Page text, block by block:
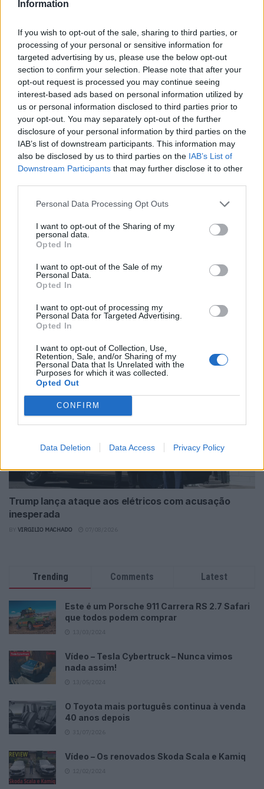
Information
If you wish to opt-out of the sale, sharing to third parties, or
processing of your personal or sensitive information for
targeted advertising by us, please use the below opt-out
section to confirm your selection. Please note that after your
opt-out request is processed you may continue seeing
interest-based ads based on personal information utilized by
us or personal information disclosed to third parties prior to
your opt-out. You may separately opt-out of the further
disclosure of your personal information by third parties on the
IAB’s list of downstream participants. This information may
also be disclosed by us to third parties on the IAB’s List of
Downstream Participants that may further disclose it to other
Personal Data Processing Opt Outs
I want to opt-out of the Sharing of my
personal data.
Opted In
I want to opt-out of the Sale of my
Personal Data.
Opted In
I want to opt-out of processing my
Personal Data for Targeted Advertising.
Opted In
I want to opt-out of Collection, Use,
Retention, Sale, and/or Sharing of my
Personal Data that Is Unrelated with the
Purposes for which it was collected.
Opted Out
CONFIRM
Data Deletion Data Access Privacy Policy
NX7 é o novo SUV da Nissan para China e
pode chegar à Europa
BY VIRGILIO MACHADO 08/08/2026
Torcal redefine luxo sensorial no primeiro SUV
elétrico da Bentley
VIRGILIO MACHADO 08/08/2026
Trump lança ataque aos elétricos com acusação
inesperada
VIRGILIO MACHADO
Trending Comments Latest
Este é um Porsche 911 Carrera RS 2.7 Safari
que todos podem comprar
Vídeo – Tesla Cybertruck – Nunca vimos
nada assim!
O Toyota mais português continua à venda
40 anos depois
Vídeo – Os renovados Skoda Scala e Kamiq